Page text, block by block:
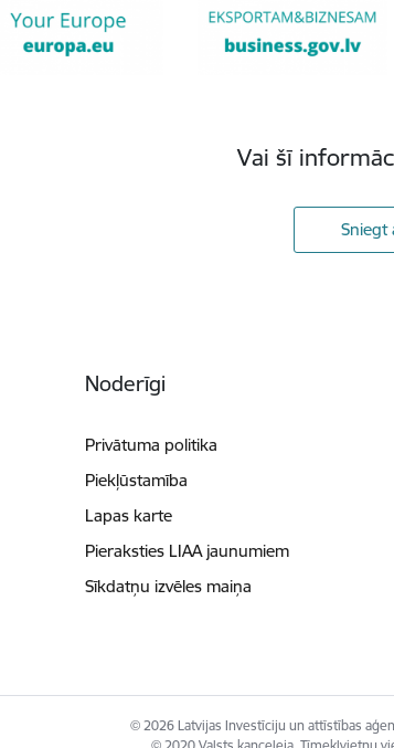
Vai šī
Sniegt
Noderīgi
Privātuma politika
Piekļūstamība
Lapas karte
Pieraksties LIAA jaunumiem
Sīkdatņu izvēles maiņa
© 2026 Latvijas Investīciju un attīstības